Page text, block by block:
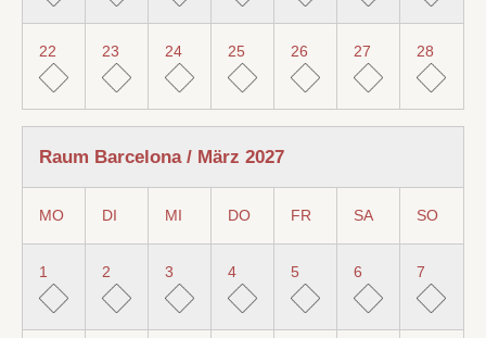
22 23 24 25 26 27 28
Raum Barcelona / März 2027
MO DI MI DO FR SA SO
1 2 3 4 5 6 7